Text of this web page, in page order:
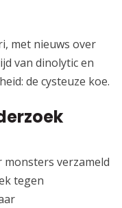
met nieuws over
van dinolytic en
de cysteuze koe.
verzameld
tegen